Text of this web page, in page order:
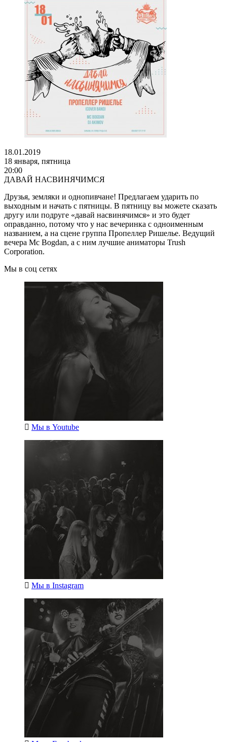
18.01.2019
18 января, пятница
20:00
ДАВАЙ НАСВИНЯЧИМСЯ
Друзья, земляки и однопивчане! Предлагаем ударить по
выходным и начать с пятницы. В пятницу вы можете сказать
другу или подруге «давай насвинячимся» и это будет
оправданно, потому что у нас вечеринка с одноименным
названием, а на сцене группа Пропеллер Ришелье. Ведущий
вечера Mc Bogdan, а с ним лучшие аниматоры Trush
Corporation.
Мы в соц сетях
Мы в Youtube
Мы в Instagram